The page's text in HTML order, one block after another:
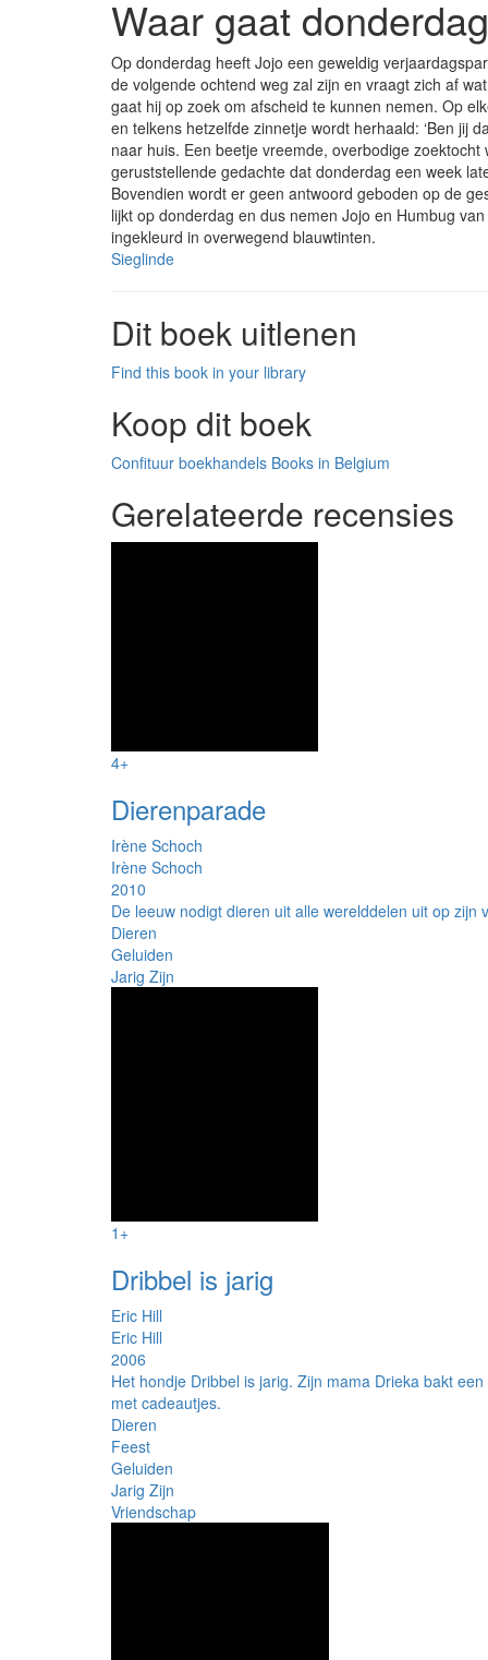
Waar gaat
Op donderdag heeft Jojo een geweldig
de volgende ochtend weg zal zijn en vraagt zich af
gaat hij op zoek om afscheid te kunnen nemen. Op
en telkens hetzelfde zinnetje wordt herhaald: ‘Ben jij
naar huis. Een beetje vreemde, overbodige
geruststellende gedachte dat donderdag een week
Bovendien wordt er geen antwoord geboden op de
lijkt op donderdag en dus nemen Jojo en Humbug
ingekleurd in overwegend blauwtinten.
Sieglinde
Dit boek uitlenen
Find this book in your library
Koop dit boek
Confituur boekhandels Books in Belgium
Gerelateerde recensies
4+
Dierenparade
Irène Schoch
Irène Schoch
2010
De leeuw nodigt dieren uit alle werelddelen uit op
Dieren
Geluiden
Jarig Zijn
1+
Dribbel is jarig
Eric Hill
Eric Hill
2006
Het hondje Dribbel is jarig. Zijn mama Drieka bakt
met cadeautjes.
Dieren
Feest
Geluiden
Jarig Zijn
Vriendschap